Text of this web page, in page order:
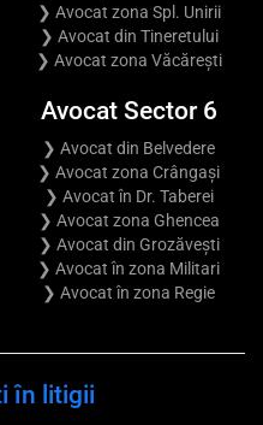
❯ Avocat zona Spl. Unirii
❯ Avocat din Tineretului
❯ Avocat zona Văcărești
Avocat Sector 6
❯ Avocat din Belvedere
❯ Avocat zona Crângași
❯ Avocat în Dr. Taberei
❯ Avocat zona Ghencea
❯ Avocat din Grozăvești
❯ Avocat în zona Militari
❯ Avocat în zona Regie
în litigii